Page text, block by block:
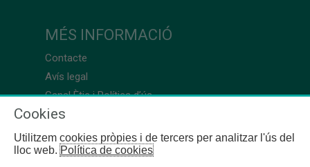
MÉS INFORMACIÓ
Contacte
Avís legal
Canal Ètic i Política d’ús
Cookies
Utilitzem cookies pròpies i de tercers per analitzar l'ús del
lloc web.Política de cookies